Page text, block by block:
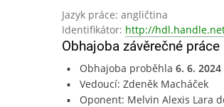
Jazyk práce: angličtina
Identifikátor: http://
Obhajoba závěrečné práce
Obhajoba proběhla 6. 6. 2024
Vedoucí: Zdeněk Macháček
Oponent: Melvin Alexis Lara